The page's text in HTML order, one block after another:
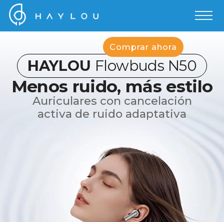
Comprar ahora
HAYLOU Flowbuds N50
Menos ruido, más estilo
Auriculares con cancelación
activa de ruido adaptativa